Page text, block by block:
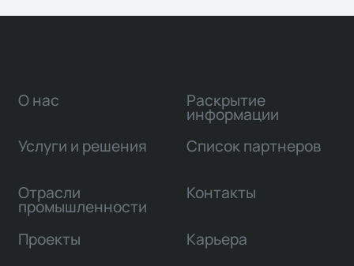
О нас
Услуги и решения
Отрасли
промышленности
Проекты
Раскрытие
информации
Список партнеров
Контакты
Карьера